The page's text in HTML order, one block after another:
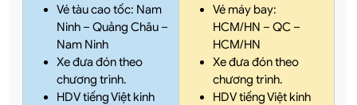
Vé tàu cao tốc: Nam
Ninh – Quảng Châu –
Nam Ninh
Xe đưa đón theo
chương trình.
HDV tiếng Việt kinh
Vé máy bay:
HCM/HN – QC –
HCM/HN
Xe đưa đón theo
chương trình.
HDV tiếng Việt kinh